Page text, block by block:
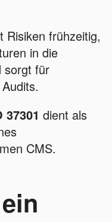
Risiken frühzeitig,
in die
sorgt für
37301 dient als
CMS.